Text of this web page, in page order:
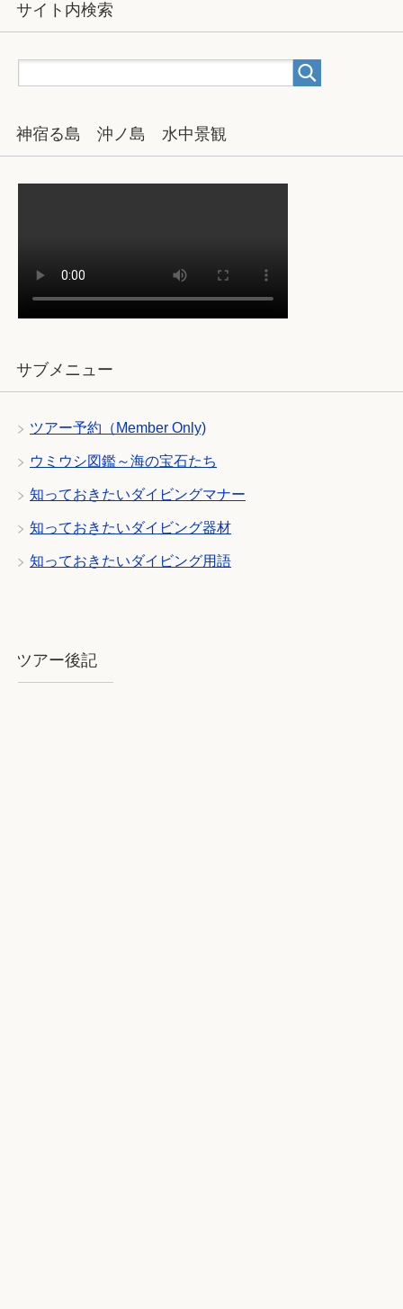
サイト内検索
神宿る島 沖ノ島 水中景観
サブメニュー
ツアー予約（Member Only)
ウミウシ図鑑～海の宝石たち
知っておきたいダイビングマナー
知っておきたいダイビング器材
知っておきたいダイビング用語
ツアー後記